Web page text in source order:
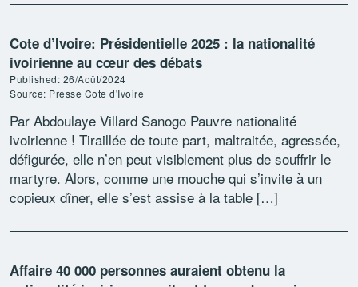
Cote d’Ivoire: Présidentielle 2025 : la nationalité
ivoirienne au cœur des débats
Published: 26/Août/2024
Source: Presse Cote d'Ivoire
Par Abdoulaye Villard Sanogo Pauvre nationalité
ivoirienne ! Tiraillée de toute part, maltraitée, agressée,
défigurée, elle n’en peut visiblement plus de souffrir le
martyre. Alors, comme une mouche qui s’invite à un
copieux dîner, elle s’est assise à la table […]
Affaire 40 000 personnes auraient obtenu la